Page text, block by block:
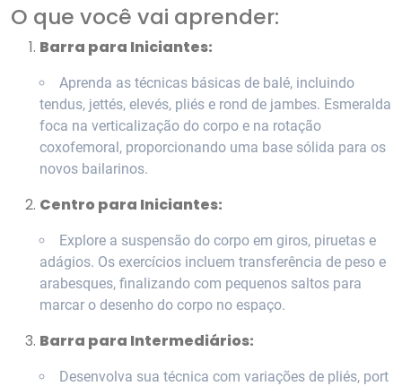
O que você vai aprender:
Barra para Iniciantes:
Aprenda as técnicas básicas de balé, incluindo
tendus, jettés, elevés, pliés e rond de jambes. Esmeralda
foca na verticalização do corpo e na rotação
coxofemoral, proporcionando uma base sólida para os
novos bailarinos.
Centro para Iniciantes:
Explore a suspensão do corpo em giros, piruetas e
adágios. Os exercícios incluem transferência de peso e
arabesques, finalizando com pequenos saltos para
marcar o desenho do corpo no espaço.
Barra para Intermediários:
Desenvolva sua técnica com variações de pliés, port